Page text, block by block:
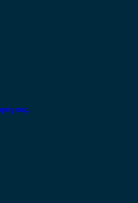
σας.